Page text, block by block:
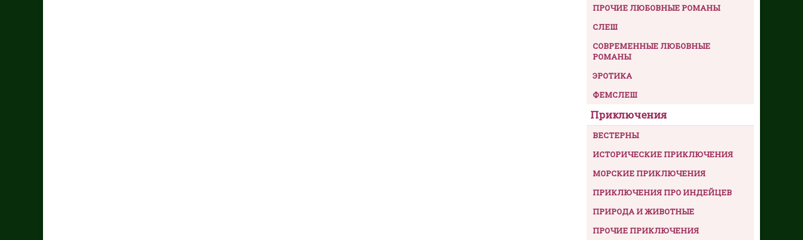
ПРОЧИЕ ЛЮБОВНЫЕ РОМАНЫ
СЛЕШ
СОВРЕМЕННЫЕ ЛЮБОВНЫЕ
РОМАНЫ
ЭРОТИКА
ФЕМСЛЕШ
Приключения
ВЕСТЕРНЫ
ИСТОРИЧЕСКИЕ ПРИКЛЮЧЕНИЯ
МОРСКИЕ ПРИКЛЮЧЕНИЯ
ПРИКЛЮЧЕНИЯ ПРО ИНДЕЙЦЕВ
ПРИРОДА И ЖИВОТНЫЕ
ПРОЧИЕ ПРИКЛЮЧЕНИЯ